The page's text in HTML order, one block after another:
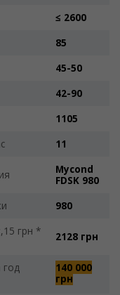
≤ 2600
85
45-50
42-90
1105
11
Mycond
FDSK 980
980
грн *
2128 грн
год
140 000
грн